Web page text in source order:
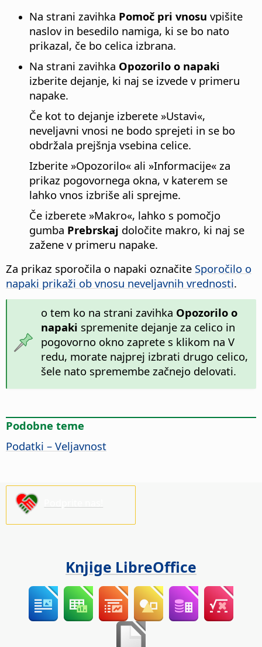
Na strani zavihka Pomoč pri vnosu vpišite
naslov in besedilo namiga, ki se bo nato
prikazal, če bo celica izbrana.
Na strani zavihka Opozorilo o napaki
izberite dejanje, ki naj se izvede v primeru
napake.
Če kot to dejanje izberete »Ustavi«,
neveljavni vnosi ne bodo sprejeti in se bo
obdržala prejšnja vsebina celice.
Izberite »Opozorilo« ali »Informacije« za
prikaz pogovornega okna, v katerem se
lahko vnos izbriše ali sprejme.
Če izberete »Makro«, lahko s pomočjo
gumba Prebrskaj določite makro, ki naj se
zažene v primeru napake.
Za prikaz sporočila o napaki označite Sporočilo o
napaki prikaži ob vnosu neveljavnih vrednosti.
o tem ko na strani zavihka Opozorilo o
napaki spremenite dejanje za celico in
pogovorno okno zaprete s klikom na V
redu, morate najprej izbrati drugo celico,
šele nato spremembe začnejo delovati.
Podobne teme
Podatki – Veljavnost
Knjige LibreOffice